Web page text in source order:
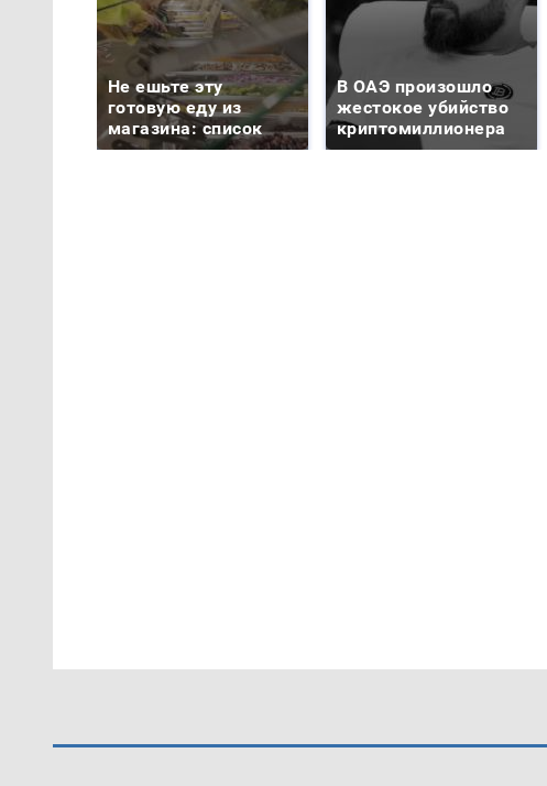
Не ешьте эту
готовую еду из
магазина: список
В ОАЭ произошло
жестокое убийство
криптомиллионера